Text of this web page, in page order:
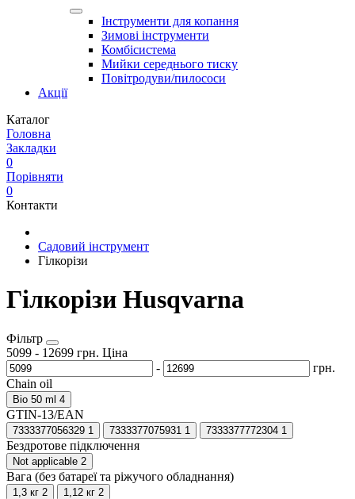
Інструменти для копання
Зимові інструменти
Комбісистема
Мийки середнього тиску
Повітродуви/пилососи
Акції
Каталог
Головна
Закладки
0
Порівняти
0
Контакти
Садовий інструмент
Гілкорізи
Гілкорізи Husqvarna
Фільтр
5099 - 12699 грн. Ціна
-
грн.
Chain oil
Bio 50 ml 4
GTIN-13/EAN
7333377056329 1 7333377075931 1 7333377772304 1
Бездротове підключення
Not applicable 2
Вага (без батареї та ріжучого обладнання)
1,3 кг 2 1,12 кг 2